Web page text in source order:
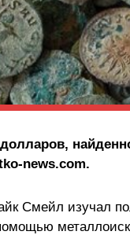
news.com.
Смейл изучал